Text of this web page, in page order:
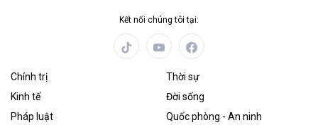
Kết nối chúng tôi tại:
Chính trị
Thời sự
Kinh tế
Đời sống
Pháp luật
Quốc phòng - An ninh